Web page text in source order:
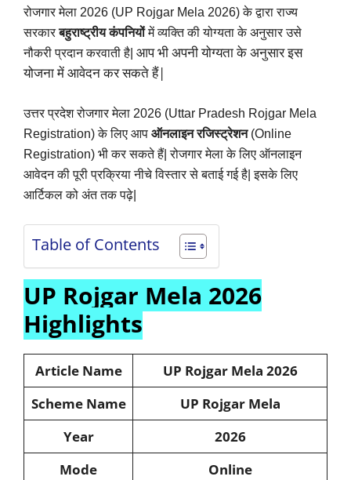
रोजगार मेला 2026 (UP Rojgar Mela 2026) के द्वारा राज्य
सरकारबहुराष्ट्रीय कंपनियोंमें व्यक्ति की योग्यता के अनुसार उसे
नौकरी प्रदान करवाती है| आप भी अपनी योग्यता के अनुसार इस
योजना में आवेदन कर सकते हैं|
उत्तर प्रदेश रोजगार मेला 2026 (Uttar Pradesh Rojgar Mela
Registration) के लिए आप ऑनलाइन रजिस्ट्रेशन(Online
Registration) भी कर सकते हैं|रोजगार मेला के लिए ऑनलाइन
आवेदन की पूरी प्रक्रिया नीचे विस्तार से बताई गई है| इसके लिए
आर्टिकल को अंत तक पढ़े|
Table of Contents
UP Rojgar Mela 2026
Highlights
Article Name
UP Rojgar Mela 2026
Scheme Name
UP Rojgar Mela
Year
2026
Mode
Online